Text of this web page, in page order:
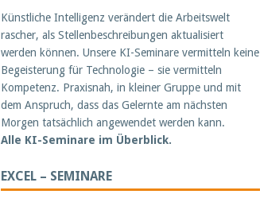
Künstliche Intelligenz verändert die Arbeitswelt
rascher, als Stellenbeschreibungen aktualisiert
werden können. Unsere KI-Seminare vermitteln keine
Begeisterung für Technologie – sie vermitteln
Kompetenz. Praxisnah, in kleiner Gruppe und mit
dem Anspruch, dass das Gelernte am nächsten
Morgen tatsächlich angewendet werden kann.
Alle KI-Seminare im Überblick.
EXCEL – SEMINARE